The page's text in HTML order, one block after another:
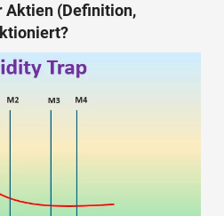
Aktien (Definition,